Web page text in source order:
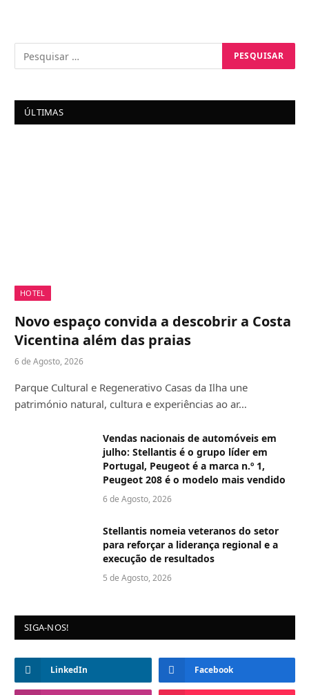
ÚLTIMAS
HOTEL
Novo espaço convida a descobrir a Costa
Vicentina além das praias
6 de Agosto, 2026
Parque Cultural e Regenerativo Casas da Ilha une
património natural, cultura e experiências ao ar…
Vendas nacionais de automóveis em
julho: Stellantis é o grupo líder em
Portugal, Peugeot é a marca n.º 1,
Peugeot 208 é o modelo mais vendido
6 de Agosto, 2026
Stellantis nomeia veteranos do setor
para reforçar a liderança regional e a
execução de resultados
5 de Agosto, 2026
SIGA-NOS!
LinkedIn Facebook